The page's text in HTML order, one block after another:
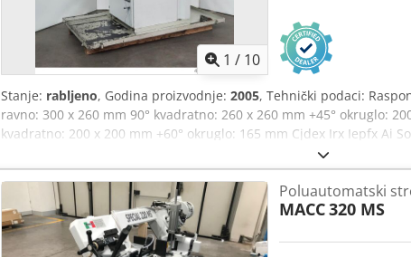
1 / 10
Stanje: rabljeno, Godina proizvodnje: 2005, Tehnički podaci:
ravno: 300 x 260 mm 90° kvadratno: 260 x 260 mm +45° okruglo:
kvadratno: 200 x 200 mm +60° okruglo: 165 mm Cjdex Irx Iepfx Ai
kvadratno: 150 x 150 mm -45° okruglo: 200 mm -45° ravno: 200 x
Minimalna duljina ostatka: 35 mm Ukupna priključna snaga: 2,0
frekvencije: 1,5 kW Brzina rezanja, beskonačno podesiva, s
Dimenzije tračne pile: 2910 x 27 x 0,9 mm Dimenzije i masa:
Visina, gornji dio spušten, cca: 1460 mm Visina, gornji dio
Ukupna masa, cca: 510 kg Oprema: - Beskonačno podesiva
Poluautomatski
MACC320 MS